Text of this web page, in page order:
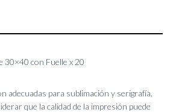
30×40 con Fuelle x 20
adecuadas para sublimación y serigrafía,
que la calidad de la impresión puede